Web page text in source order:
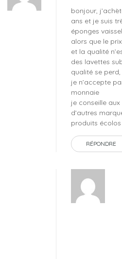
bonjour,
ans et je suis
éponges
alors que le
et la qualité
des lavettes
qualité se
je n’accepte
monnaie
je conseille
d’autres
produits
RÉPONDRE